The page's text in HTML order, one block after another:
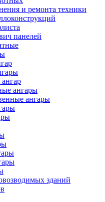
и ремонта техники
панелей
ангары
ангары
зданий